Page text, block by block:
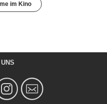
im Kino